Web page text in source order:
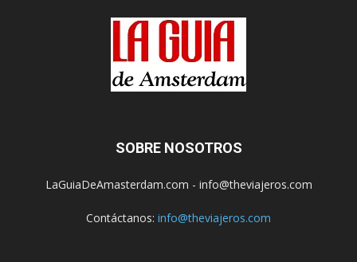
SOBRE NOSOTROS
LaGuiaDeAmasterdam.com - info@theviajeros.com
Contáctanos: info@theviajeros.com